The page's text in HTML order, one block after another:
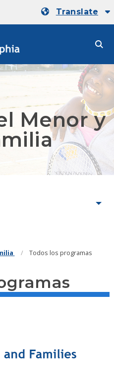
Translate
Menor y
Todos los programas